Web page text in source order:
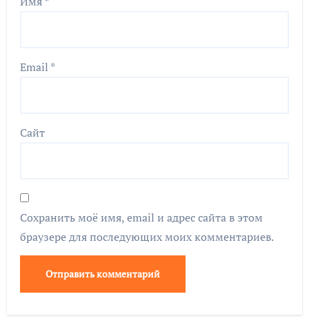
Email *
Сайт
Сохранить моё имя, email и адрес сайта в этом
браузере для последующих моих комментариев.